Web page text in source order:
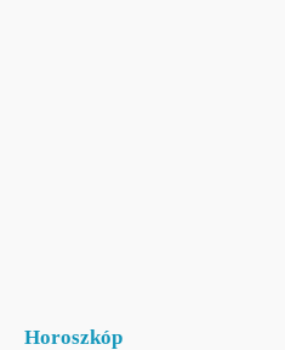
Horoszkóp